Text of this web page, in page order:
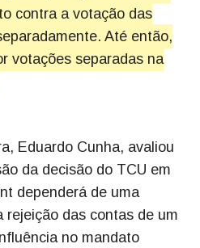
contra a votação das
Até então,
votações separadas na
Eduardo Cunha, avaliou
da decisão do TCU em
dependerá de uma
rejeição das contas de um
no mandato